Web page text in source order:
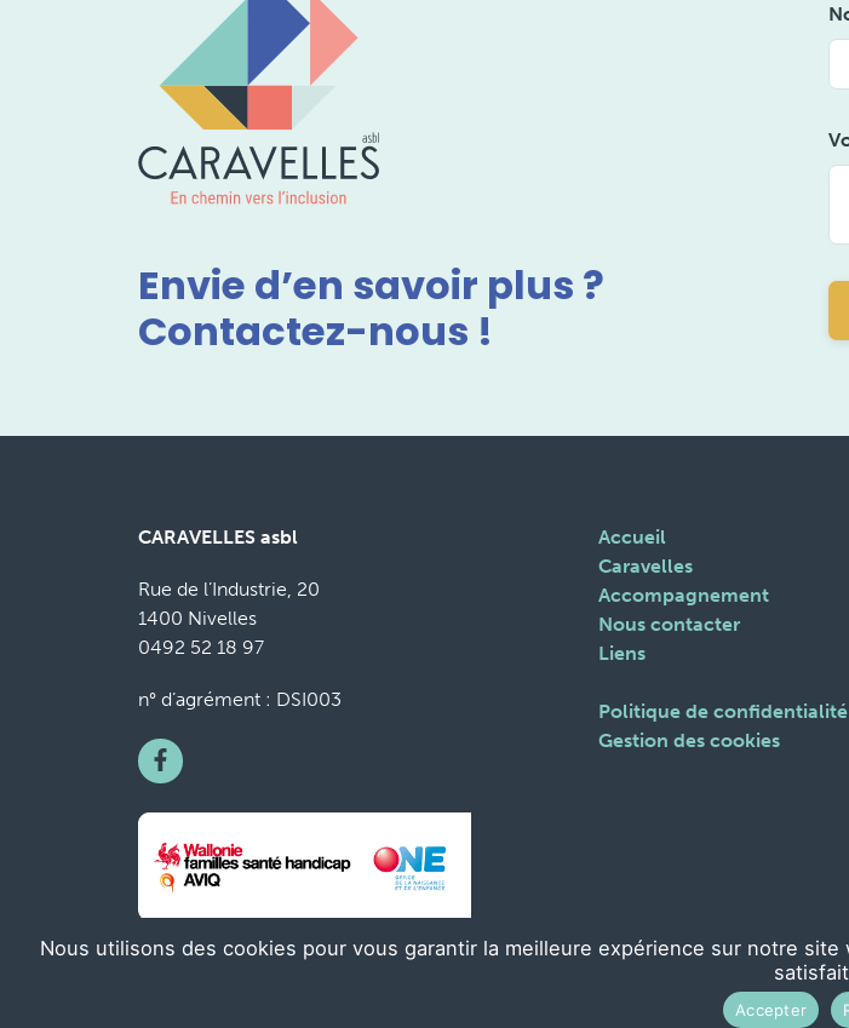
Envie d’en savoir plus ?
Contactez-nous !
CARAVELLES asbl
Rue de l’Industrie, 20
1400 Nivelles
0492 52 18 97
n° d’agrément : DSI003
Accueil
Caravelles
Accompagnement
Nous contacter
Liens
Politique de confidentialité
Gestion des cookies
Nous utilisons des cookies pour vous garantir la meilleure expérience sur notre
Accepter